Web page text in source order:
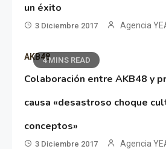
un éxito
3 Diciembre 2017 Agencia
4 MINS READ
AKB48
Colaboración entre AKB48 y
causa «desastroso choque
conceptos»
3 Diciembre 2017 Agencia